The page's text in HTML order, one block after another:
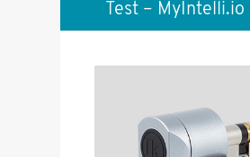
Test – MyIntelli.io